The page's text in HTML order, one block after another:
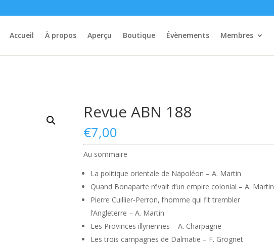
Accueil À propos Aperçu Boutique Évènements Membres
Revue ABN 188
€7,00
Au sommaire
La politique orientale de Napoléon – A. Martin
Quand Bonaparte rêvait d’un empire colonial – A. Martin
Pierre Cuillier-Perron, l’homme qui fit trembler
l’Angleterre – A. Martin
Les Provinces illyriennes – A. Charpagne
Les trois campagnes de Dalmatie – F. Grognet